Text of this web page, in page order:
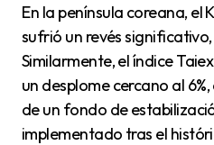
En la península coreana, el Kospi de Seúl también
sufrió un revés significativo,
Similarmente, el índice
un desplome cercano al
de un fondo de
implementado tras el